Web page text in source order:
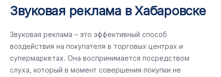
Звуковая реклама в Хабаровске
Звуковая реклама – это эффективный способ
воздействия на покупателя в торговых центрах и
супермаркетах. Она воспринимается посредством
слуха, который в момент совершения покупки не